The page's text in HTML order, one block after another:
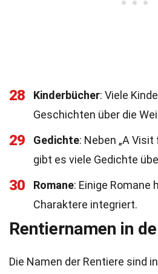
28 Kinderbücher: Viele
Geschichten über die
29 Gedichte: Neben „A
gibt es viele Gedichte
30 Romane: Einige Romane
Charaktere integriert.
Rentiernamen in
Die Namen der Rentiere sind